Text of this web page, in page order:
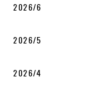
2026/6
2026/5
2026/4